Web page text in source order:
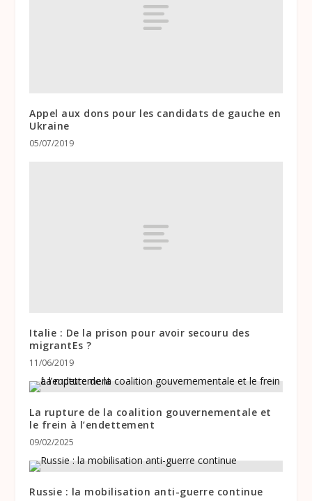
Appel aux dons pour les candidats de gauche en
Ukraine
05/07/2019
Italie : De la prison pour avoir secouru des
migrantEs ?
11/06/2019
La rupture de la coalition gouvernementale et
le frein à l’endettement
09/02/2025
Russie : la mobilisation anti-guerre continue